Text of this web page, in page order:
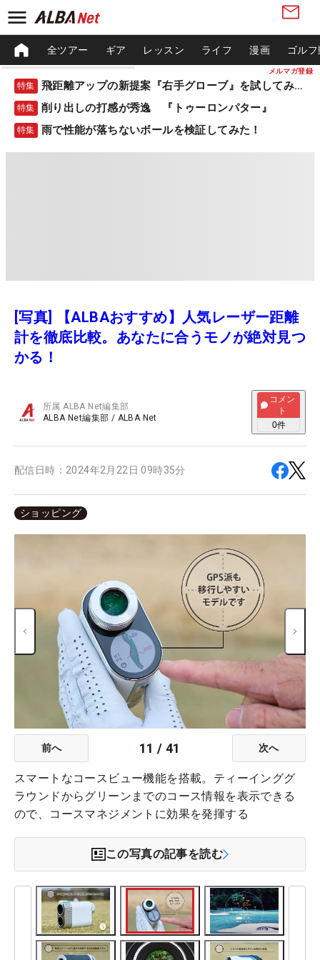
メルマガ登録
全ツアー ギア レッスン ライフ 漫画 ゴル
特集 飛距離アップの新提案『右手グローブ』を試してみた！
特集 削り出しの打感が秀逸 『トゥーロンパター』
特集 雨で性能が落ちないボールを検証してみた！
[写真] 【ALBAおすすめ】人気レーザー距離
計を徹底比較。あなたに合うモノが絶対見つ
かる！
所属ALBA Net編集部
ALBA Net編集部 / ALBA Net
コメン
ト
0件
配信日時： 2024年2月22日 09時35分
ショッピング
前へ 11 /41 次へ
スマートなコースビュー機能を搭載。ティーインググ
ラウンドからグリーンまでのコース情報を表示できる
ので、コースマネジメントに効果を発揮する
この写真の記事を読む